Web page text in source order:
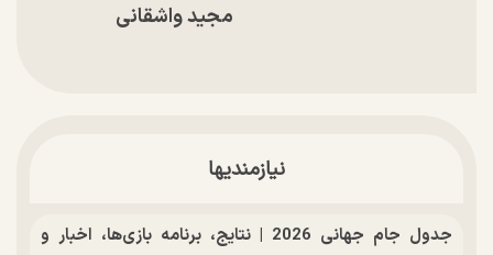
مجید واشقانی
نیازمندیها
جدول جام جهانی 2026 | نتایج، برنامه بازی‌ها، اخبار و